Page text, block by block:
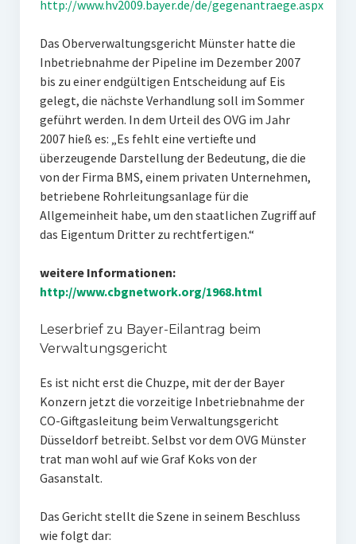
http://www.hv2009.bayer.de/de/gegenantraege.aspx
Das Oberverwaltungsgericht Münster hatte die
Inbetriebnahme der Pipeline im Dezember 2007
bis zu einer endgültigen Entscheidung auf Eis
gelegt, die nächste Verhandlung soll im Sommer
geführt werden. In dem Urteil des OVG im Jahr
2007 hieß es: „Es fehlt eine vertiefte und
überzeugende Darstellung der Bedeutung, die die
von der Firma BMS, einem privaten Unternehmen,
betriebene Rohrleitungsanlage für die
Allgemeinheit habe, um den staatlichen Zugriff auf
das Eigentum Dritter zu rechtfertigen.“
weitere Informationen:
http://www.cbgnetwork.org/1968.html
Leserbrief zu Bayer-Eilantrag beim
Verwaltungsgericht
Es ist nicht erst die Chuzpe, mit der der Bayer
Konzern jetzt die vorzeitige Inbetriebnahme der
CO-Giftgasleitung beim Verwaltungsgericht
Düsseldorf betreibt. Selbst vor dem OVG Münster
trat man wohl auf wie Graf Koks von der
Gasanstalt.
Das Gericht stellt die Szene in seinem Beschluss
wie folgt dar: